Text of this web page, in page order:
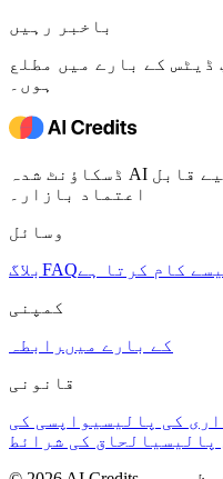
باخبر رہیں
ڈیٹس کے بارے میں مطلع
ہوں۔
ڈسکاؤنٹ شدہ AI اور کلاؤڈ کریڈٹس کے لیے قابل
اعتماد بازار۔
وسائل
بلاگ FAQکام کرتا ہے
کمپنی
کے بارے میں رابطہ
قانونی
کی پالیسی واپسی کی
پالیسی الحاق کی شرائط